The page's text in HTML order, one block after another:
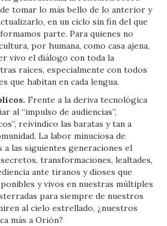
tomar lo más bello de lo anterior y
en un ciclo sin fin del que
parte. Para quienes no
por humana, como casa ajena,
vivo el diálogo con toda la
raíces, especialmente con todos
que habitan en cada lengua.
Frente a la deriva tecnológica
al “impulso de audiencias”,
reivindico las baratas y tan a
La labor minuciosa de
a las siguientes generaciones el
transformaciones, lealtades,
ante tiranos y dioses que
y vivos en nuestras múltiples
para siempre de nuestros
al cielo estrellado, ¿nuestros
más a Orión?